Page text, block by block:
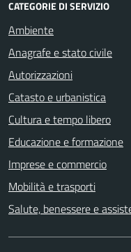
CATEGORIE DI SERVIZIO
Ambiente
Anagrafe e stato civile
Autorizzazioni
Catasto e urbanistica
Cultura e tempo libero
Educazione e formazione
Imprese e commercio
Mobilità e trasporti
Salute, benessere e